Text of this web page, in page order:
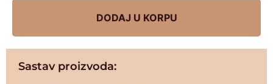
DODAJ U KORPU
Sastav proizvoda: